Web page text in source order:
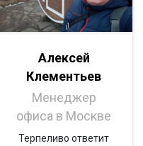
с двумя входами
авто
Алексей
Клементьев
Менеджер
офиса в Москве
Терпеливо ответит